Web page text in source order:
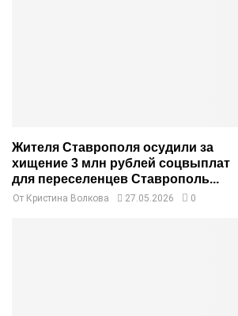
Жителя Ставрополя осудили за
хищение 3 млн рублей соцвыплат
для переселенцев Ставрополь...
От Кристина Волкова 27.05.2026 0